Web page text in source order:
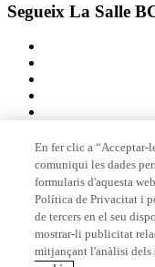
Segueix La Salle
Membre de
Acreditacions
En fer clic a “Acceptar-
comuniqui les dades
formularis d'aquesta
Política de Privacitat i
de tercers en el seu
mostrar-li publicitat
mitjançant l'anàlisi dels